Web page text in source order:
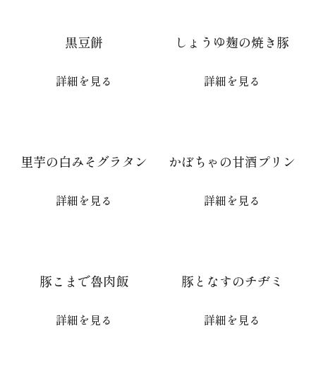
黒豆餅
詳細を見る
しょうゆ麹の焼き豚
詳細を見る
里芋の白みそグラタン
詳細を見る
かぼちゃの甘酒プリン
詳細を見る
豚こまで魯肉飯
詳細を見る
豚となすのチヂミ
詳細を見る